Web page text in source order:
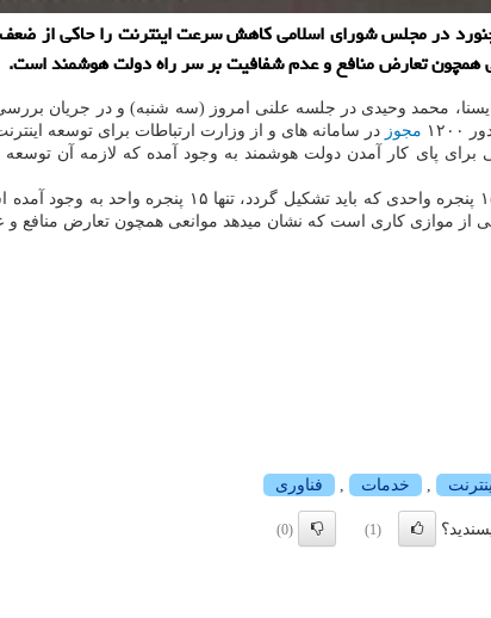
در مجلس شورای اسلامی کاهش سرعت اینترنت را حاکی از ضعف
همچون تعارض منافع و عدم شفافیت بر سر راه دولت هوشمند است.
محمد وحیدی در جلسه علنی امروز (سه شنبه) و در جریان
مجوز در سامانه های و از وزارت ارتباطات برای توسعه
از موازی کاری است که نشان میدهد موانعی همچون تعارض
اینترنت , خدمات , فناوری
(1)
(0)